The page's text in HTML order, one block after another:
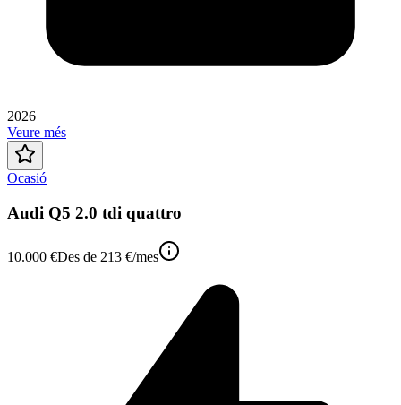
2026
Veure més
Ocasió
Audi Q5 2.0 tdi quattro
10.000 €Des de 213 €/mes